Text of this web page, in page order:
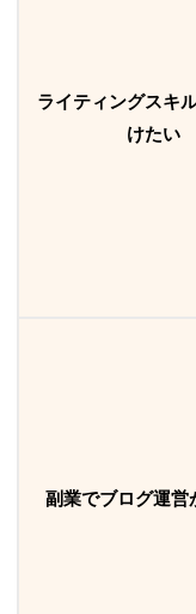
ライティングスキ
けたい
副業でブログ運営